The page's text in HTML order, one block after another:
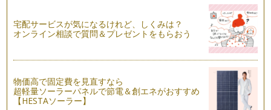
「おうち花育」スタイルで楽しむハロウィン
近頃は秋の声が聞こえ始めると、ハロウィングッズやディス
秋です！秋色あじさいを楽しもう！
秋が深まってくると、私たちの周りの木々も色づき始めるのが
分かります。 梅雨の季節に…
宅配サービスが気になるけれど、しくみは？
オンライン相談で質問＆プレゼントをもらおう
物価高で固定費を見直すなら
超軽量ソーラーパネルで節電＆創エネがおすすめ
【HESTAソーラー】